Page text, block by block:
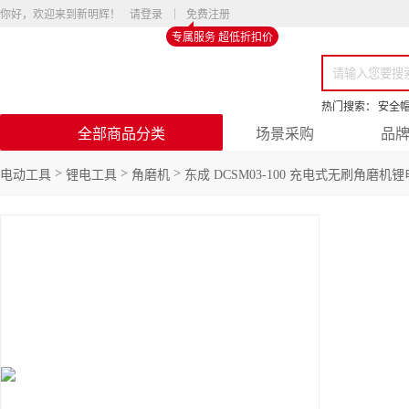
你好，欢迎来到新明辉！ 请登录
免费注册
专属服务 超低折扣价
热门搜索： 安全
全部商品分类 场景采购 品
电动工具 > 锂电工具 > 角磨机 > 东成 DCSM03-100 充电式无刷角磨机